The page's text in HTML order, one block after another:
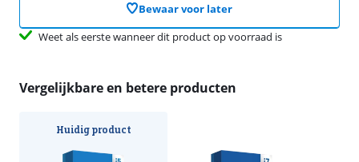
Bewaar voor later
Weet als eerste wanneer dit product op voorraad is
Vergelijkbare en betere producten
Huidig product